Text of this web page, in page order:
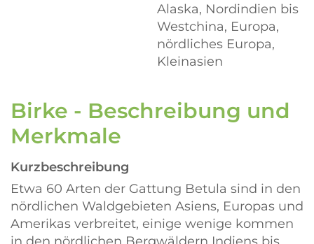
Alaska, Nordindien bis
Westchina, Europa,
nördliches Europa,
Kleinasien
Birke - Beschreibung und
Merkmale
Kurzbeschreibung
Etwa 60 Arten der Gattung Betula sind in den
nördlichen Waldgebieten Asiens, Europas und
Amerikas verbreitet, einige wenige kommen